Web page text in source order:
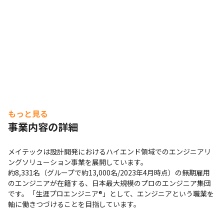
もっと見る
事業内容の詳細
メイテックは設計開発におけるハイエンド領域でのエンジニアリ
ングソリューション事業を展開しています。
約8,331名（グループで約13,000名/2023年4月時点）の無期雇用
のエンジニアが在籍する、日本最大規模のプロのエンジニア集団
です。「生涯プロエンジニア®」として、エンジニアという職業を
軸に働きつづけることを目指しています。